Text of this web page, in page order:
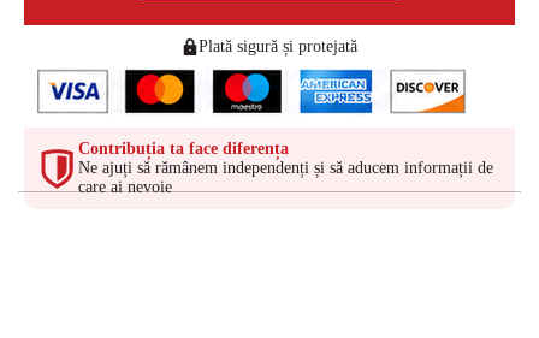
Plată sigură și protejată
Contribuția ta face diferența
Ne ajuți să rămânem independenți și să aducem informații de
care ai nevoie